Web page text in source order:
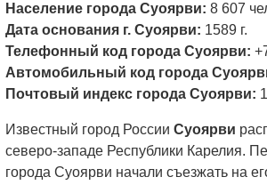
Население города Суоярви: 8 607
Дата основания г. Суоярви: 1589 г.
Телефонный код города Суоярви:
Автомобильный код города
Почтовый индекс города Суоярви:
Известный город России Суоярви
северо-западе Республики Карелия.
города Суоярви начали съезжать на